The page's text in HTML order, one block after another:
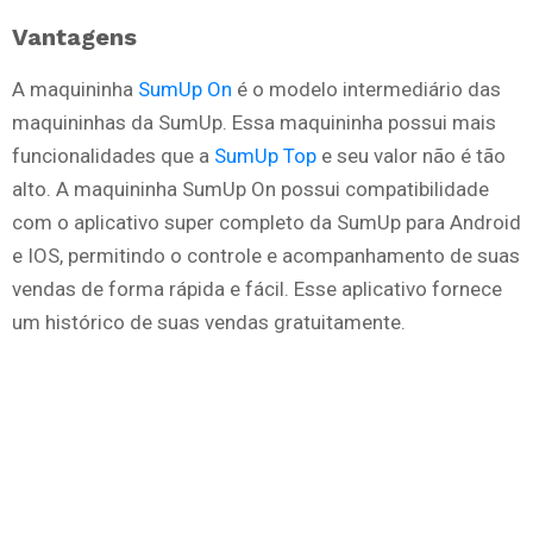
Vantagens
A maquininha SumUp On é o modelo intermediário das
maquininhas da SumUp. Essa maquininha possui mais
funcionalidades que a SumUp Top e seu valor não é tão
alto. A maquininha SumUp On possui compatibilidade
com o aplicativo super completo da SumUp para Android
e IOS, permitindo o controle e acompanhamento de suas
vendas de forma rápida e fácil. Esse aplicativo fornece
um histórico de suas vendas gratuitamente.